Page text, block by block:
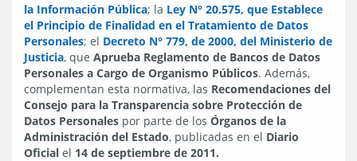
la Información Pública; la Ley N° 20.575, que Establece
el Principio de Finalidad en el Tratamiento de Datos
Personales; el Decreto N° 779, de 2000, del Ministerio de
Justicia, que Aprueba Reglamento de Bancos de Datos
Personales a Cargo de Organismo Públicos. Además,
complementan esta normativa, las Recomendaciones del
Consejo para la Transparencia sobre Protección de
Datos Personales por parte de los Órganos de la
Administración del Estado, publicadas en el Diario
Oficial el 14 de septiembre de 2011.